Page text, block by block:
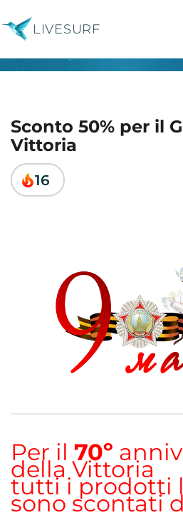
LIVESURF
Sconto 50% per il
Vittoria
16
Per il 70º
della Vittoria
tutti i prodotti
sono scontati